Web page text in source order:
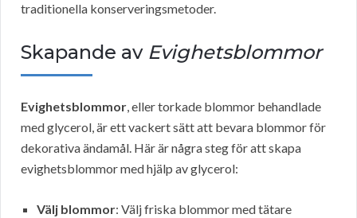
traditionella konserveringsmetoder.
Skapande av Evighetsblommor
Evighetsblommor, eller torkade blommor behandlade
med glycerol, är ett vackert sätt att bevara blommor för
dekorativa ändamål. Här är några steg för att skapa
evighetsblommor med hjälp av glycerol:
Välj blommor: Välj friska blommor med tätare